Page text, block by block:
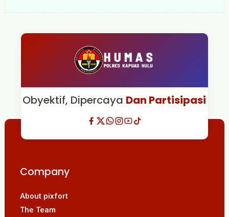
Obyektif, Dipercaya Dan Partisipasi
Company
About pixfort
The Team